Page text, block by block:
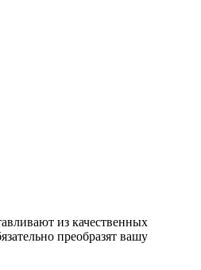
из качественных
преобразят вашу